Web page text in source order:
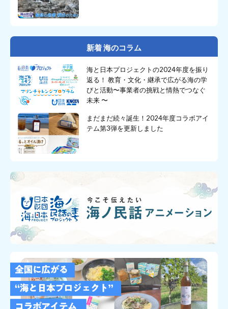
新着 海のコラム
海と日本プロジェクトの2024年度を振り
返る！ 教育・文化・継承で広がる海の学
びと活動〜事業者の挑戦と情熱でつなぐ
未来 〜
まだまだ続々誕生！2024年度コラボアイ
テム第3弾を更新しました